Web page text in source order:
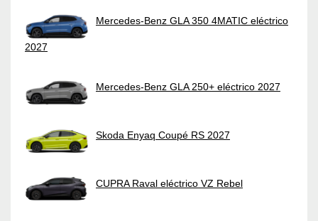
Mercedes-Benz GLA 350 4MATIC eléctrico
2027
Mercedes-Benz GLA 250+ eléctrico 2027
Skoda Enyaq Coupé RS 2027
CUPRA Raval eléctrico VZ Rebel